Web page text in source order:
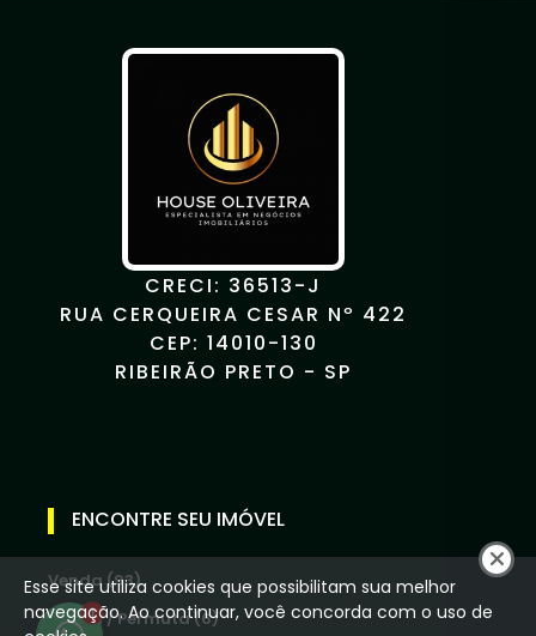
CRECI: 36513-J
RUA CERQUEIRA CESAR Nº 422
CEP: 14010-130
RIBEIRÃO PRETO - SP
ENCONTRE SEU IMÓVEL
Venda (93)
Venda / Permuta (6)
1
Esse site utiliza cookies que possibilitam sua melhor
navegação. Ao continuar, você concorda com o uso de